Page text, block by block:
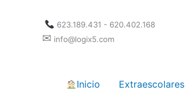
623.189.431 - 620.402.168
✉ info@logix5.com
Inicio Extraescolares